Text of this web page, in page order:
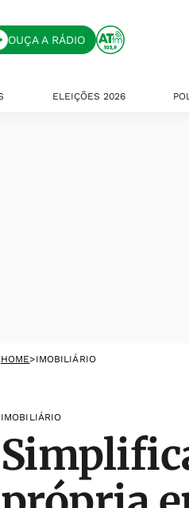
OUÇA A RÁDIO
ELEIÇÕES 2026
HOME>IMOBILIÁRIO
IMOBILIÁRIO